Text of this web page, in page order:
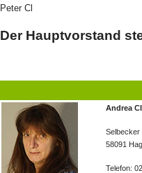
Peter Cl
Der Hauptvorstand
Andrea
Selbecker
58091
Telefon: